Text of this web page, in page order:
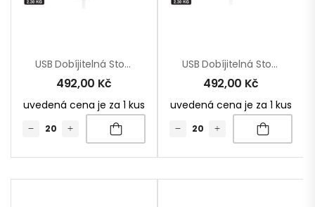
USB Dobíjitelná Stolní Lampa Zenic Z RCS Recykl. Plastu
492,00 Kč
uvedená cena je za 1 kus
USB Dobíjitelná Stolní Lampa Zenic Z RCS Recykl. Plastu
492,00 Kč
uvedená cena je za 1 kus